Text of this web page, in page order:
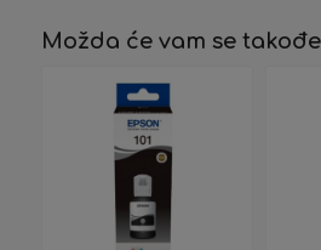
Možda će vam se